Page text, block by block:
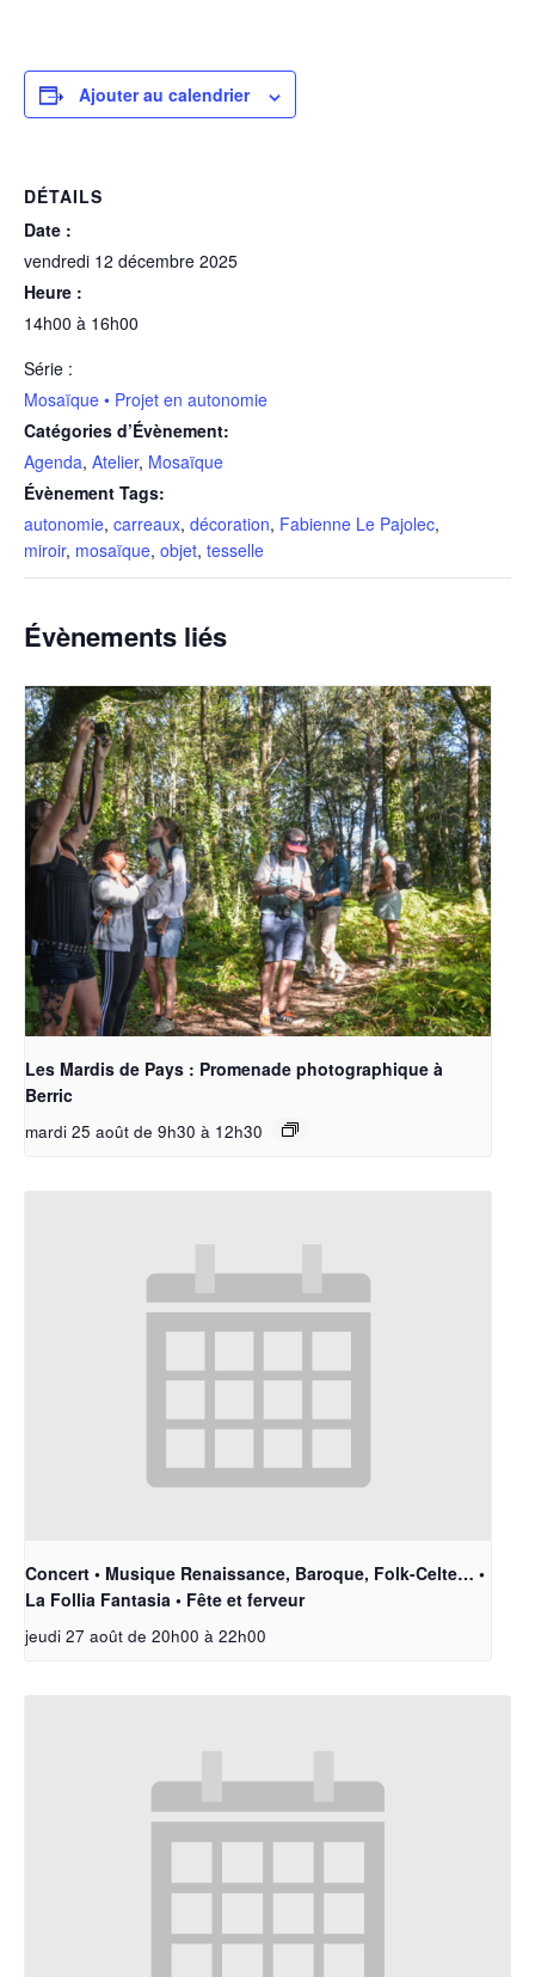
Ajouter au calendrier
DÉTAILS
Date :
vendredi 12 décembre 2025
Heure :
14h00 à 16h00
Série :
Mosaïque • Projet en autonomie
Catégories d’Évènement:
Agenda, Atelier, Mosaïque
Évènement Tags:
autonomie, carreaux, décoration, Fabienne Le Pajolec,
miroir, mosaïque, objet, tesselle
Évènements liés
Les Mardis de Pays : Promenade photographique à
Berric
mardi 25 août de 9h30 à 12h30
Concert • Musique Renaissance, Baroque, Folk-Celte… •
La Follia Fantasia • Fête et ferveur
jeudi 27 août de 20h00 à 22h00